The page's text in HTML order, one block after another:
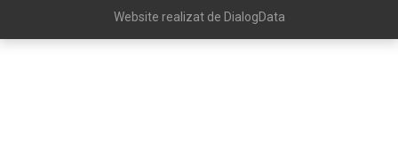
Website realizat de DialogData